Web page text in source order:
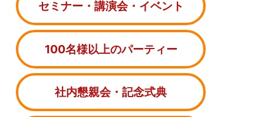
セミナー・講演会・イベント
100名様以上のパーティー
社内懇親会・記念式典